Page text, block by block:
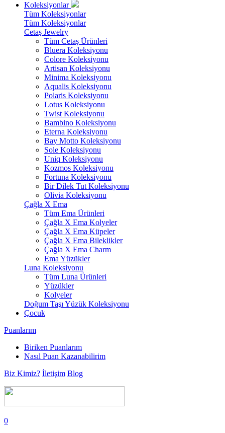
Koleksiyonlar
Tüm Koleksiyonlar
Tüm Koleksiyonlar
Cetaş Jewelry
Tüm Cetaş Ürünleri
Bluera Koleksiyonu
Colore Koleksiyonu
Artisan Koleksiyonu
Minima Koleksiyonu
Aqualis Koleksiyonu
Polaris Koleksiyonu
Lotus Koleksiyonu
Twist Koleksiyonu
Bambino Koleksiyonu
Eterna Koleksiyonu
Bay Motto Koleksiyonu
Sole Koleksiyonu
Uniq Koleksiyonu
Kozmos Koleksiyonu
Fortuna Koleksiyonu
Bir Dilek Tut Koleksiyonu
Olivia Koleksiyonu
Çağla X Ema
Tüm Ema Ürünleri
Çağla X Ema Kolyeler
Çağla X Ema Küpeler
Çağla X Ema Bileklikler
Çağla X Ema Charm
Ema Yüzükler
Luna Koleksiyonu
Tüm Luna Ürünleri
Yüzükler
Kolyeler
Doğum Taşı Yüzük Koleksiyonu
Çocuk
Puanlarım
Biriken Puanlarım
Nasıl Puan Kazanabilirim
Biz Kimiz? İletişim Blog
0